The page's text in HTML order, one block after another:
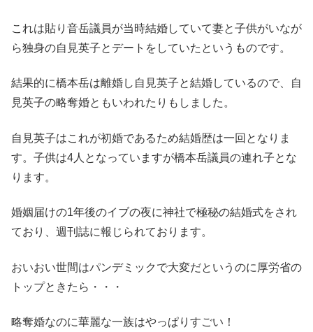
これは貼り音岳議員が当時結婚していて妻と子供がいなが
ら独身の自見英子とデートをしていたというものです。
結果的に橋本岳は離婚し自見英子と結婚しているので、自
見英子の略奪婚ともいわれたりもしました。
自見英子はこれが初婚であるため結婚歴は一回となりま
す。子供は4人となっていますが橋本岳議員の連れ子とな
ります。
婚姻届けの1年後のイブの夜に神社で極秘の結婚式をされ
ており、週刊誌に報じられております。
おいおい世間はパンデミックで大変だというのに厚労省の
トップときたら・・・
略奪婚なのに華麗な一族はやっぱりすごい！